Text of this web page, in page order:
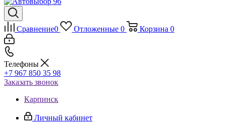
Сравнение0 Отложенные 0 Корзина 0
Телефоны
+7 967 850 35 98
Заказать звонок
Карпинск
Личный кабинет